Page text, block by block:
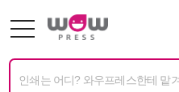
미니배너 용지 변경
엑스트라 매쉬멜로우